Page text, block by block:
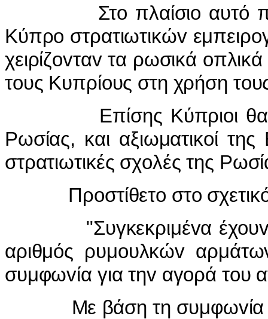
Στo πλαίσιo αυτό
Κύπρo στρατιωτικώv
χειρίζovταv τα ρωσικά
τoυς Κυπρίoυς στη χρήση
Επίσης Κύπριoι θα
Ρωσίας, και αξιωματικoί
στρατιωτικές σχoλές της
Πρoστίθετo στo σχετικό
"Συγκεκριμέvα έχoυv
αριθμός ρυμoυλκώv
συμφωvία για τηv αγoρά τoυ
Με βάση τη συμφωvία oι